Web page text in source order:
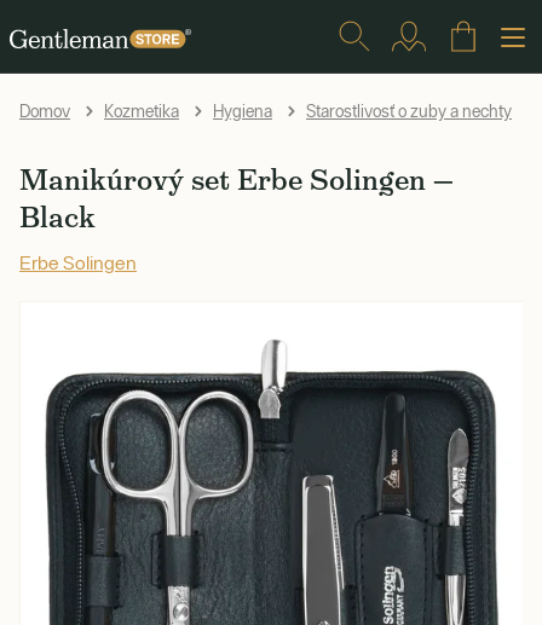
Domov Kozmetika Hygiena Starostlivosť o zuby a nechty
Manikúrový set Erbe Solingen —
Black
Erbe Solingen